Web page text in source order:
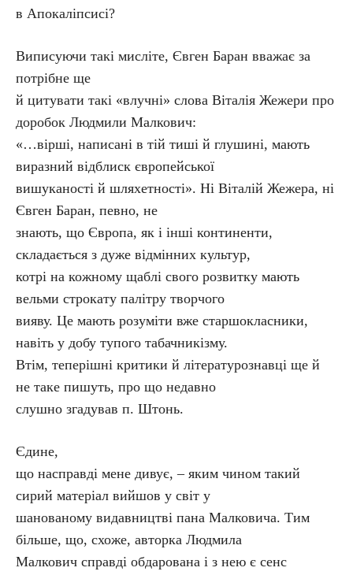
в Апокаліпсисі?
Виписуючи такі мисліте, Євген Баран вважає за
потрібне ще
й цитувати такі «влучні» слова Віталія Жежери про
доробок Людмили Малкович:
«…вірші, написані в тій тиші й глушині, мають
виразний відблиск європейської
вишуканості й шляхетності». Ні Віталій Жежера, ні
Євген Баран, певно, не
знають, що Європа, як і інші континенти,
складається з дуже відмінних культур,
котрі на кожному щаблі свого розвитку мають
вельми строкату палітру творчого
вияву. Це мають розуміти вже старшокласники,
навіть у добу тупого табачникізму.
Втім, теперішні критики й літературознавці ще й
не таке пишуть, про що недавно
слушно згадував п. Штонь.
Єдине,
що насправді мене дивує, – яким чином такий
сирий матеріал вийшов у світ у
шанованому видавництві пана Малковича. Тим
більше, що, схоже, авторка Людмила
Малкович справді обдарована і з нею є сенс